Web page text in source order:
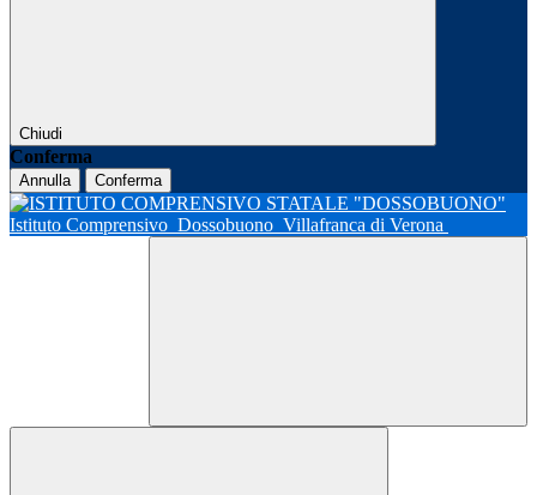
Chiudi
Conferma
Annulla Conferma
Istituto Comprensivo Dossobuono Villafranca di Verona